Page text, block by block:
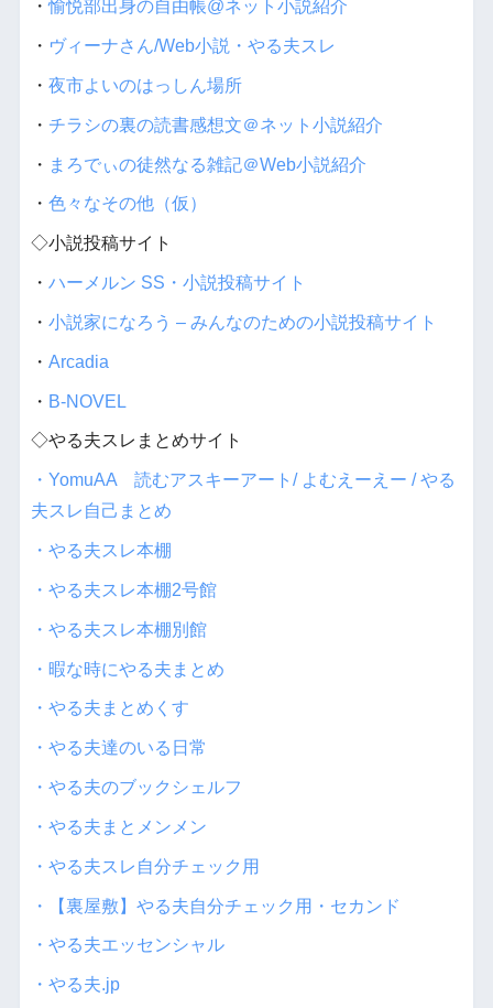
・愉悦部出身の自由帳@ネット小説紹介
・ ヴィーナさん/Web小説・やる夫スレ
・ 夜市よいのはっしん場所
・ チラシの裏の読書感想文＠ネット小説紹介
・ まろでぃの徒然なる雑記＠Web小説紹介
・ 色々なその他（仮）
◇小説投稿サイト
・ ハーメルン SS・小説投稿サイト
・ 小説家になろう – みんなのための小説投稿サイト
・ Arcadia
・ B-NOVEL
◇やる夫スレまとめサイト
・YomuAA 読むアスキーアート/ よむえーえー / やる
夫スレ自己まとめ
・やる夫スレ本棚
・やる夫スレ本棚2号館
・やる夫スレ本棚別館
・暇な時にやる夫まとめ
・やる夫まとめくす
・やる夫達のいる日常
・やる夫のブックシェルフ
・やる夫まとメンメン
・やる夫スレ自分チェック用
・【裏屋敷】やる夫自分チェック用・セカンド
・やる夫エッセンシャル
・やる夫.jp